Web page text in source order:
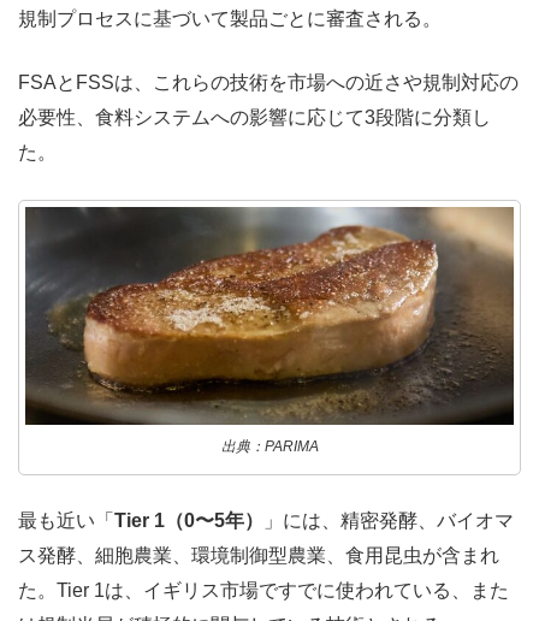
規制プロセスに基づいて製品ごとに審査される。
FSAとFSSは、これらの技術を市場への近さや規制対応の
必要性、食料システムへの影響に応じて3段階に分類し
た。
出典：PARIMA
最も近い「 Tier 1（0〜5年）
」には、精密発酵、バイオマ
ス発酵、細胞農業、環境制御型農業、食用昆虫が含まれ
た。Tier 1は、イギリス市場ですでに使われている、また